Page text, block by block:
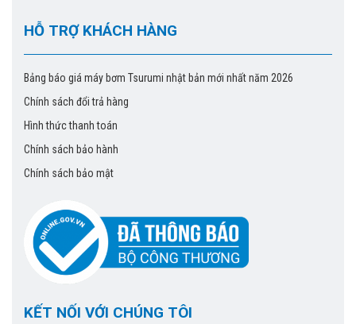
HỖ TRỢ KHÁCH HÀNG
Bảng báo giá máy bơm Tsurumi nhật bản mới nhất năm 2026
Chính sách đổi trả hàng
Hình thức thanh toán
Chính sách bảo hành
Chính sách bảo mật
KẾT NỐI VỚI CHÚNG TÔI